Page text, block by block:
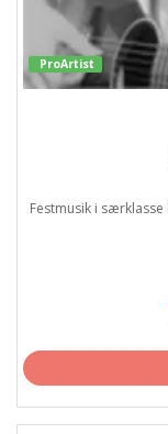
ProArtist
Festmusik i